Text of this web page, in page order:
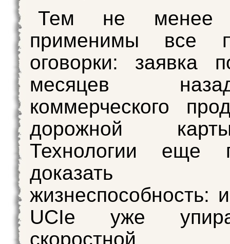
Тем не менее
применимы все
оговорки: заявка
месяцев
коммерческого
дорожной
Технологии еще
доказать
жизнеспособность:
UCIe уже
скоростной